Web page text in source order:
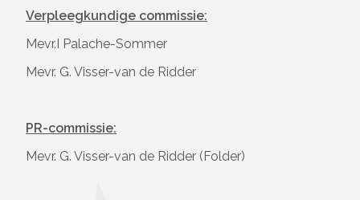
Verpleegkundige commissie:
Mevr.I Palache-Sommer
Mevr. G. Visser-van de Ridder
PR-commissie:
Mevr. G. Visser-van de Ridder (Folder)